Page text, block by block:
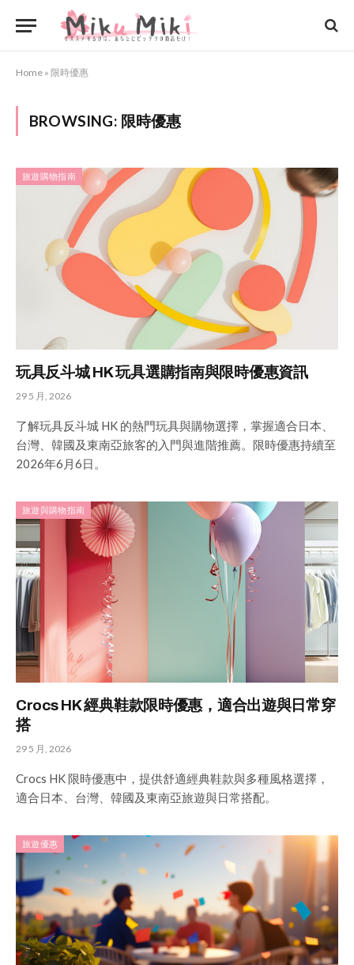
Home » 限時優惠
BROWSING: 限時優惠
旅遊購物指南
玩具反斗城 HK 玩具選購指南與限時優惠資訊
29 5 月, 2026
了解玩具反斗城 HK 的熱門玩具與購物選擇，掌握適合日本、
台灣、韓國及東南亞旅客的入門與進階推薦。限時優惠持續至
2026年6月6日。
旅遊與購物指南
Crocs HK 經典鞋款限時優惠，適合出遊與日常穿
搭
29 5 月, 2026
Crocs HK 限時優惠中，提供舒適經典鞋款與多種風格選擇，
適合日本、台灣、韓國及東南亞旅遊與日常搭配。
旅遊優惠